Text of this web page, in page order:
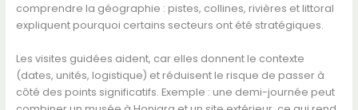
comprendre la géographie : pistes, collines, rivières et littoral
expliquent pourquoi certains secteurs ont été stratégiques.
Les visites guidées aident, car elles donnent le contexte
(dates, unités, logistique) et réduisent le risque de passer à
côté des points significatifs. Exemple : une demi-journée peut